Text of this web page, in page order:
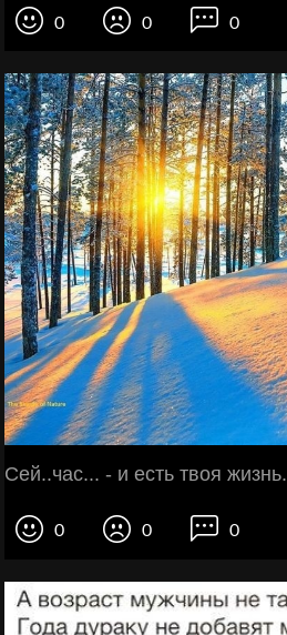
0 0 0
Сей..час... - и есть твоя жизнь.
0 0 0